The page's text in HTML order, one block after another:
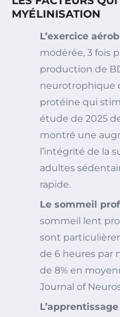
MYÉLINISATION
L’exercice
modérée, 3 fois
production de
neurotrophique
protéine qui
étude de 2025
montré une
l’intégrité de la
adultes
rapide.
Le sommeil
sommeil lent
sont
de 6 heures par
de 8% en
Journal of